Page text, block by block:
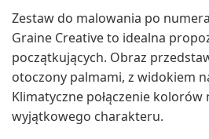
Zestaw do malowania po
Graine Creative to idealna
początkujących. Obraz
otoczony palmami, z widokiem
Klimatyczne połączenie
wyjątkowego charakteru.